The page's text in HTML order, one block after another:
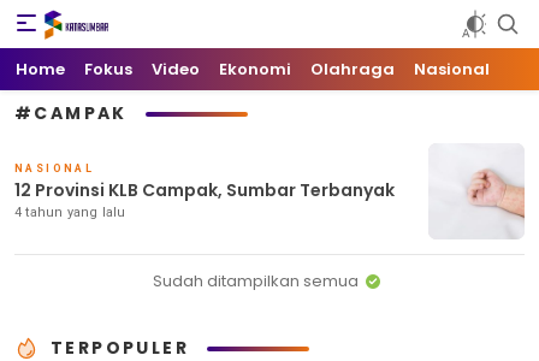
Kata Sumbar
Berita Sumbar Hari Ini
Home Fokus Video Ekonomi Olahraga Nasional
#CAMPAK
NASIONAL
12 Provinsi KLB Campak, Sumbar Terbanyak
4 tahun yang lalu
Sudah ditampilkan semua
TERPOPULER